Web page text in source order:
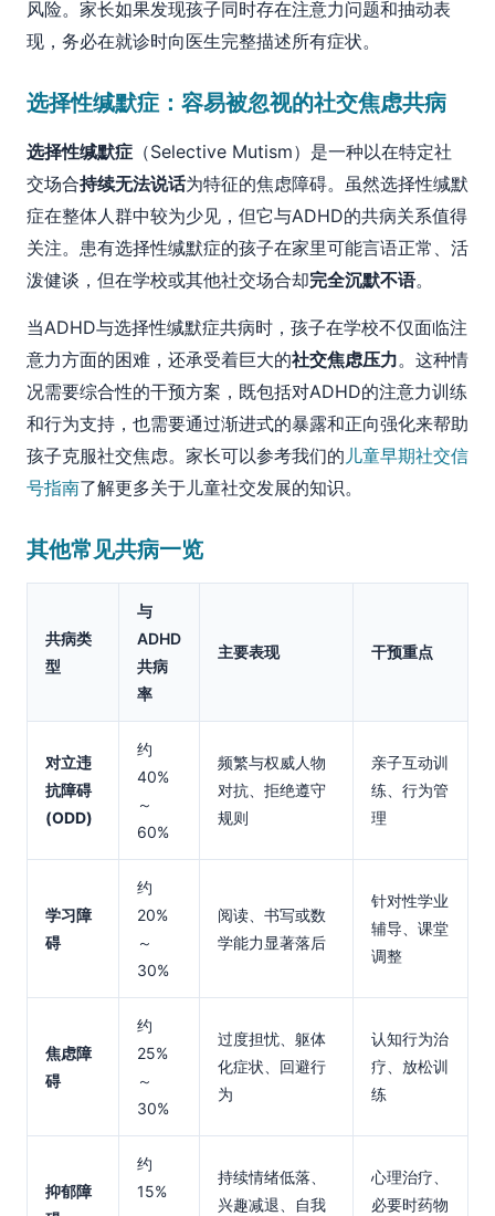
风险。家长如果发现孩子同时存在注意力问题和抽动表
现，务必在就诊时向医生完整描述所有症状。
选择性缄默症：容易被忽视的社交焦虑共病
选择性缄默症 （Selective Mutism）是一种以在特定社
交场合持续无法说话为特征的焦虑障碍。虽然选择性缄默
症在整体人群中较为少见，但它与ADHD的共病关系值得
关注。患有选择性缄默症的孩子在家里可能言语正常、活
泼健谈，但在学校或其他社交场合却完全沉默不语。
当ADHD与选择性缄默症共病时，孩子在学校不仅面临注
意力方面的困难，还承受着巨大的社交焦虑压力。这种情
况需要综合性的干预方案，既包括对ADHD的注意力训练
和行为支持，也需要通过渐进式的暴露和正向强化来帮助
孩子克服社交焦虑。家长可以参考我们的 儿童早期社交信
号指南了解更多关于儿童社交发展的知识。
其他常见共病一览
共病类
型
与
ADHD
共病
率
主要表现 干预重点
对立违
抗障碍
(ODD)
约
40%
～
60%
频繁与权威人物
对抗、拒绝遵守
规则
亲子互动训
练、行为管
理
学习障
碍
约
20%
～
30%
阅读、书写或数
学能力显著落后
针对性学业
辅导、课堂
调整
焦虑障
碍
约
25%
～
30%
过度担忧、躯体
化症状、回避行
为
认知行为治
疗、放松训
练
抑郁障
约
15%
持续情绪低落、
兴趣减退、自我
心理治疗、
必要时药物